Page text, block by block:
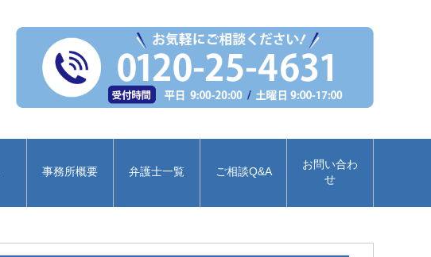
事務所概要 弁護士一覧 ご相談Q&A
お問い合わ
せ